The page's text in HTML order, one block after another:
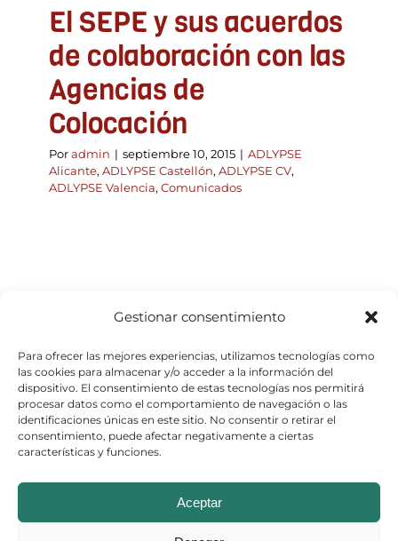
Gestionar consentimiento
Para ofrecer las mejores experiencias, utilizamos tecnologías como
las cookies para almacenar y/o acceder a la información del
dispositivo. El consentimiento de estas tecnologías nos permitirá
procesar datos como el comportamiento de navegación o las
identificaciones únicas en este sitio. No consentir o retirar el
consentimiento, puede afectar negativamente a ciertas
características y funciones.
Aceptar
El SEPE y sus acuerdos
de colaboración con las
Agencias de
Colocación
Poradmin | septiembre 10, 2015 | ADLYPSE
Alicante, ADLYPSE Castellón, ADLYPSE CV,
ADLYPSE Valencia, Comunicados
© Copyright 2026
Política de Cookies